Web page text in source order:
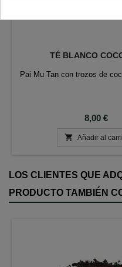
TÉ BLANCO
Pai Mu Tan con trozos de
Precio
8,00 €
 Añadir al
LOS CLIENTES QUE
PRODUCTO TAMBIÉN